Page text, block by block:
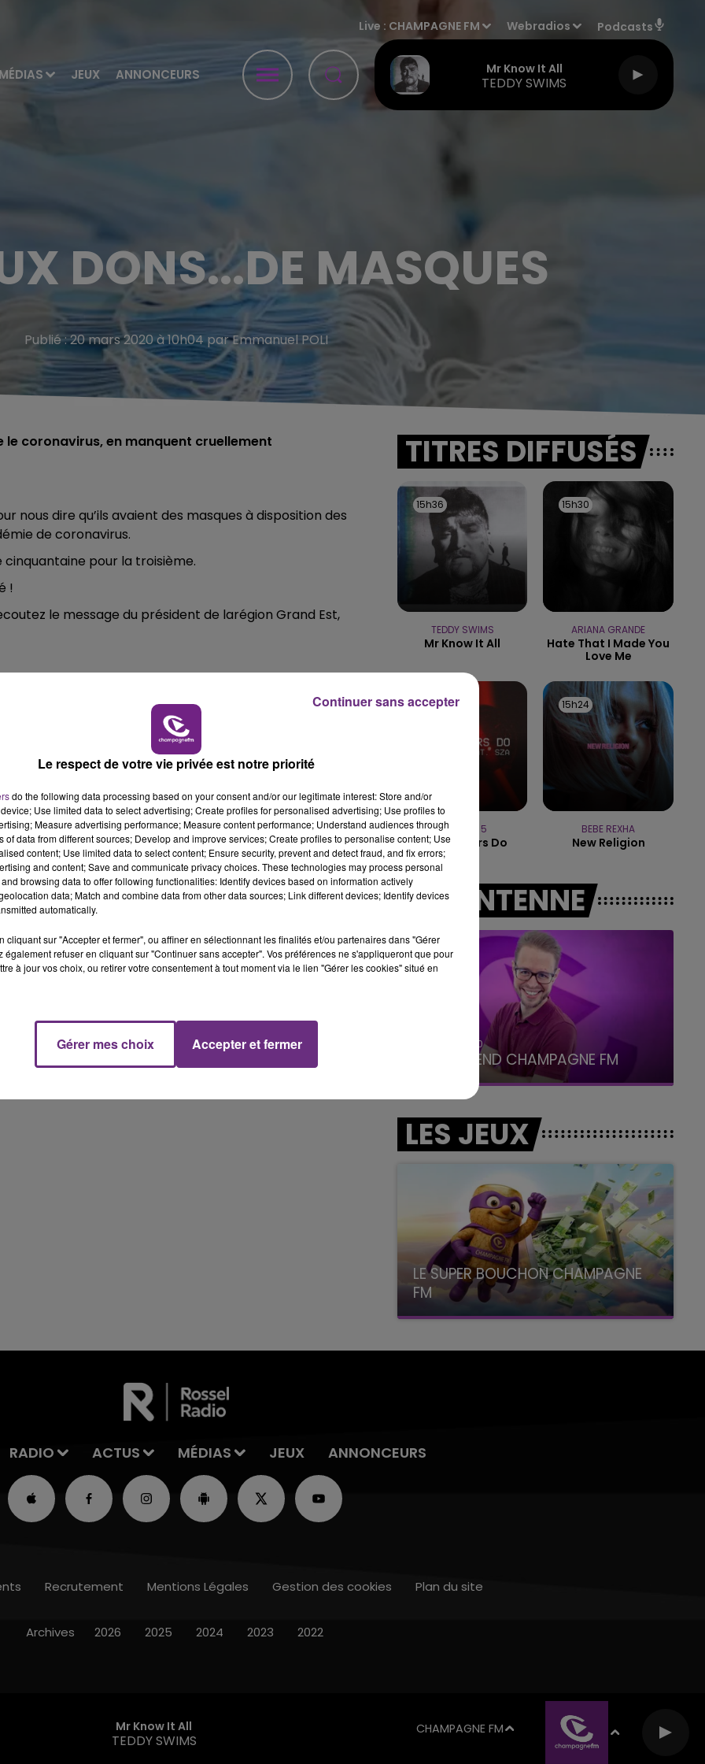
MÉDIAS JEUX ANNONCEURS
Live : CHAMPAGNE FM Webradios Podcasts
Mr Know It All
TEDDY SWIMS
16h00 - 20h00
LE WEEK-END CHAMPAGNE FM LE WEEK-END CHAMPAGNE FM
DONS...DE MASQUES
Publié : 20 mars 2020 à 10h04 par Emmanuel POLI
coronavirus, en manquent cruellement
nous dire qu’ils avaient des masques à disposition des
de coronavirus.
cinquantaine pour la troisième.
!
le message du président de larégion Grand Est,
et si dans un geste citoyen vous pouvez nous aider à
@AFPStrasbourg @PhilippeRivet
@FredGouis
LE MAGASIN JOUÉCLUB DE REIMS FERME
SES PORTES
fermer ses portes.
TITRES DIFFUSÉS
15h36
15h36
TEDDY SWIMS
Mr Know It All
15h30
15h30
ARIANA GRANDE
Hate That I Made You
Love Me
15h27
15h27
MAROON 5
What Lovers Do
15h24
15h24
BEBE REXHA
New Religion
A L'ANTENNE
7h00 - 12h00
LE WEEK-END CHAMPAGNE FM
16h00 - 20h00
LE WEEK-END CHAMPAGNE FM
LES JEUX
LE SUPER BOUCHON CHAMPAGNE
FM
avec La Famille Champagne FM, à 8H10
RADIO ACTUS MÉDIAS JEUX ANNONCEURS
Mr Know It All
TEDDY SWIMS
CHAMPAGNE FM
Recrutement Mentions Légales Gestion des cookies Plan du site
Archives 2026 2025 2024 2023 2022
Le respect de votre vie privée est notre priorité
do the following data processing based on your consent and/or our legitimate interest: Store and/or
Use limited data to select advertising; Create profiles for personalised advertising; Use profiles to
Measure advertising performance; Measure content performance; Understand audiences through
of data from different sources; Develop and improve services; Create profiles to personalise content; Use
content; Use limited data to select content; Ensure security, prevent and detect fraud, and fix errors;
and content; Save and communicate privacy choices. These technologies may process personal
browsing data to offer following functionalities: Identify devices based on information actively
data; Match and combine data from other data sources; Link different devices; Identify devices
automatically.
cliquant sur "Accepter et fermer", ou affiner en sélectionnant les finalités et/ou partenaires dans "Gérer
également refuser en cliquant sur "Continuer sans accepter". Vos préférences ne s'appliqueront que pour
à jour vos choix, ou retirer votre consentement à tout moment via le lien "Gérer les cookies" situé en
Gérer mes choix Accepter et fermer
Continuer sans accepter